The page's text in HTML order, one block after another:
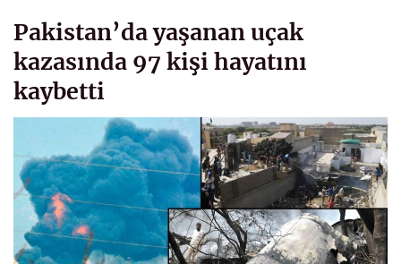
Pakistan’da yaşanan uçak
kazasında 97 kişi hayatını
kaybetti